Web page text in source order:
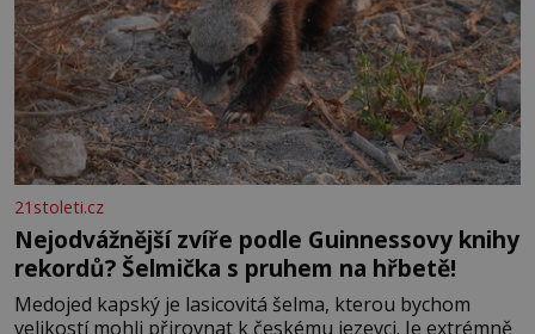
21stoleti.cz
Nejodvážnější zvíře podle Guinnessovy knihy
rekordů? Šelmička s pruhem na hřbetě!
Medojed kapský je lasicovitá šelma, kterou bychom
velikostí mohli přirovnat k českému jezevci. Je extrémně